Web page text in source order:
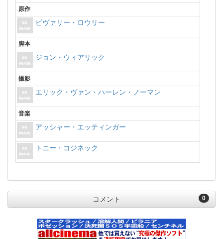
原作
ビヴァリー・ロウリー
脚本
ジョン・ウィアリック
撮影
エリック・ヴァン・ハーレン・ノーマン
音楽
アッシャー・エッティンガー
トニー・コジネック
0
コメント